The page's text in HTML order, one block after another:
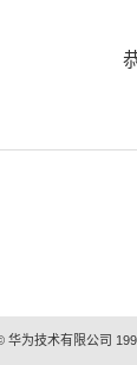
华为技术有限公司